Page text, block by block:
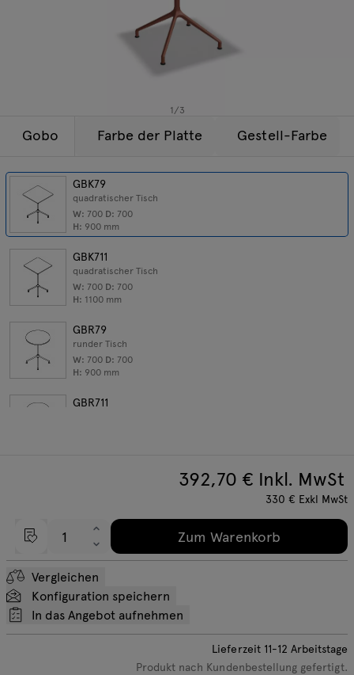
1/3
Gobo
GBK79
quadratischer Tisch
W: 700 D: 700
H: 900 mm
GBK711
quadratischer Tisch
W: 700 D: 700
H: 1100 mm
GBR79
runder Tisch
W: 700 D: 700
H: 900 mm
GBR711
Farbe der Platte Gestell-Farbe
392,70 € Inkl. MwSt
330 € Exkl MwSt
Zum Warenkorb
Vergleichen
Konfiguration speichern
In das Angebot aufnehmen
Lieferzeit 11-12 Arbeitstage
Produkt nach Kundenbestellung gefertigt.